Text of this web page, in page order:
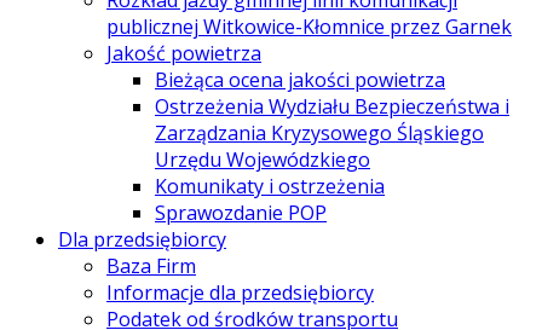
publicznej Witkowice-Kłomnice przez Garnek
Jakość powietrza
Bieżąca ocena jakości powietrza
Ostrzeżenia Wydziału Bezpieczeństwa i
Zarządzania Kryzysowego Śląskiego
Urzędu Wojewódzkiego
Komunikaty i ostrzeżenia
Sprawozdanie POP
Dla przedsiębiorcy
Baza Firm
Informacje dla przedsiębiorcy
Podatek od środków transportu